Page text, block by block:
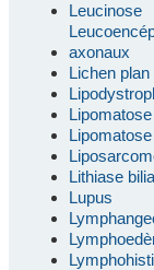
Leucinose
axonaux
Lichen plan
Lithiase
Lupus